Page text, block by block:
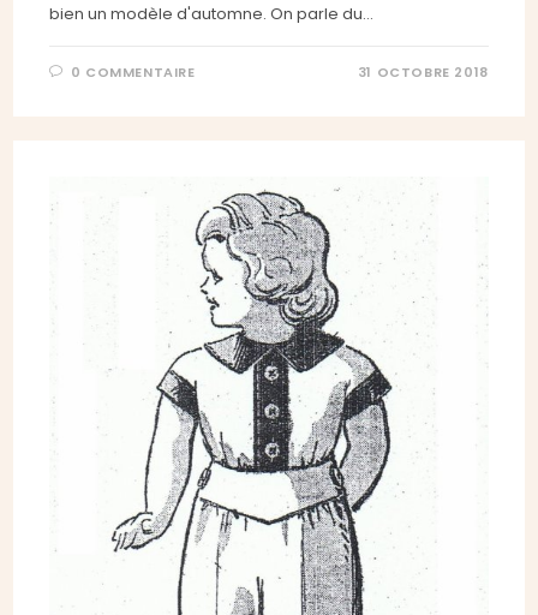
bien un modèle d'automne. On parle du…
0 COMMENTAIRE 31 OCTOBRE 2018